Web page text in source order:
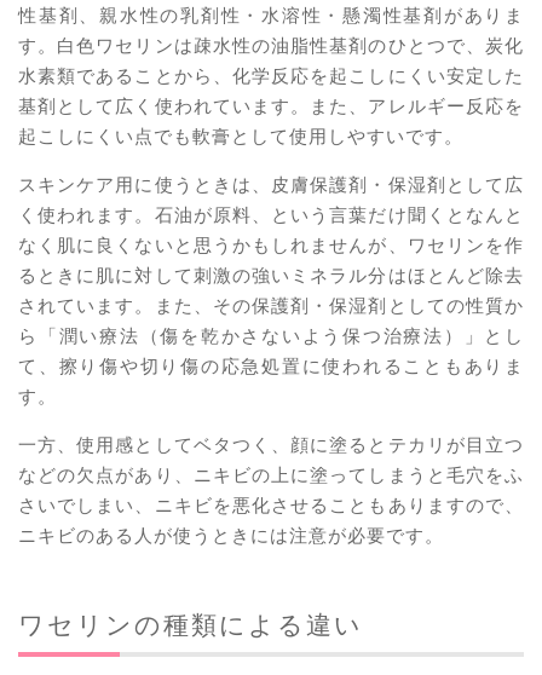
性基剤、親水性の乳剤性・水溶性・懸濁性基剤がありま
す。白色ワセリンは疎水性の油脂性基剤のひとつで、炭化
水素類であることから、化学反応を起こしにくい安定した
基剤として広く使われています。また、アレルギー反応を
起こしにくい点でも軟膏として使用しやすいです。
スキンケア用に使うときは、皮膚保護剤・保湿剤として広
く使われます。石油が原料、という言葉だけ聞くとなんと
なく肌に良くないと思うかもしれませんが、ワセリンを作
るときに肌に対して刺激の強いミネラル分はほとんど除去
されています。また、その保護剤・保湿剤としての性質か
ら「潤い療法（傷を乾かさないよう保つ治療法）」とし
て、擦り傷や切り傷の応急処置に使われることもありま
す。
一方、使用感としてベタつく、顔に塗るとテカリが目立つ
などの欠点があり、ニキビの上に塗ってしまうと毛穴をふ
さいでしまい、ニキビを悪化させることもありますので、
ニキビのある人が使うときには注意が必要です。
ワセリンの種類による違い